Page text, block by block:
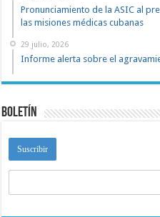
Pronunciamiento de la ASIC al
las misiones médicas cubanas
29 julio, 2026
Informe alerta sobre el
Boletín